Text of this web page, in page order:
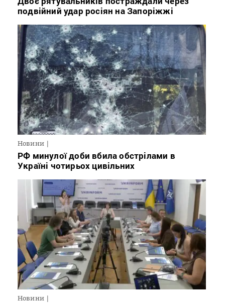
подвійний удар росіян на Запоріжжі
Новини
РФ минулої доби вбила обстрілами в
Україні чотирьох цивільних
Новини